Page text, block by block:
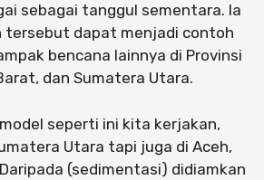
sebagai tanggul sementara. Ia
tersebut dapat menjadi contoh
bencana lainnya di Provinsi
dan Sumatera Utara.
seperti ini kita kerjakan,
Utara tapi juga di Aceh,
(sedimentasi) didiamkan